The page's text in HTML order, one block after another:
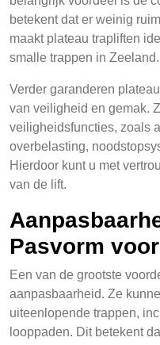
betekent dat er weinig
maakt plateau trapliften
smalle trappen in Zeeland.
Verder garanderen
van veiligheid en gemak.
veiligheidsfuncties, zoals
overbelasting,
Hierdoor kunt u met
van de lift.
Pasvorm
Een van de grootste
aanpasbaarheid. Ze
uiteenlopende trappen,
looppaden. Dit betekent